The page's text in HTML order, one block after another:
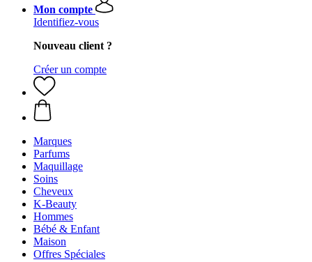
Mon compte
Identifiez-vous
Nouveau client ?
Créer un compte
Marques
Parfums
Maquillage
Soins
Cheveux
K-Beauty
Hommes
Bébé & Enfant
Maison
Offres Spéciales